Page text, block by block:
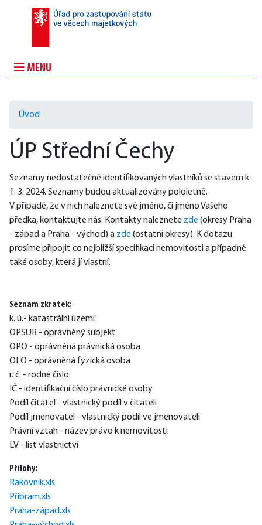
MENU
Úvod
ÚP Střední Čechy
Seznamy nedostatečně identifikovaných vlastníků se stavem k
1. 3. 2024. Seznamy budou aktualizovány pololetně.
V případě, že v nich naleznete své jméno, či jméno Vašeho
předka, kontaktujte nás. Kontakty naleznete zde (okresy Praha
- západ a Praha - východ) a zde (ostatní okresy). K dotazu
prosíme připojit co nejbližší specifikaci nemovitosti a případně
také osoby, která jí vlastní.
Seznam zkratek:
k. ú.- katastrální území
OPSUB - oprávněný subjekt
OPO - oprávněná právnická osoba
OFO - oprávněná fyzická osoba
r. č. - rodné číslo
IČ - identifikační číslo právnické osoby
Podíl čitatel - vlastnický podíl v čitateli
Podíl jmenovatel - vlastnický podíl ve jmenovateli
Právní vztah - název právo k nemovitosti
LV - list vlastnictví
Přílohy:
Rakovník.xls
Příbram.xls
Praha-západ.xls